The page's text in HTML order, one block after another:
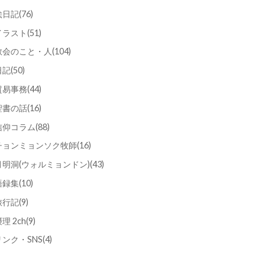
日記(76)
ラスト(51)
会のこと・人(104)
記(50)
易事務(44)
書の話(16)
仰コラム(88)
ョンミョンソク牧師(16)
明洞(ウォルミョンドン)(43)
録集(10)
行記(9)
理 2ch(9)
ンク・SNS(4)